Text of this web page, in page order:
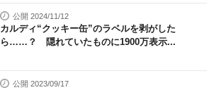
公開 2024/11/12
カルディ“クッキー缶”のラベルを剥がした
ら……？ 隠れていたものに1900万表示...
公開 2023/09/17